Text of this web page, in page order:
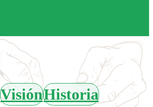
VisiónHistoria